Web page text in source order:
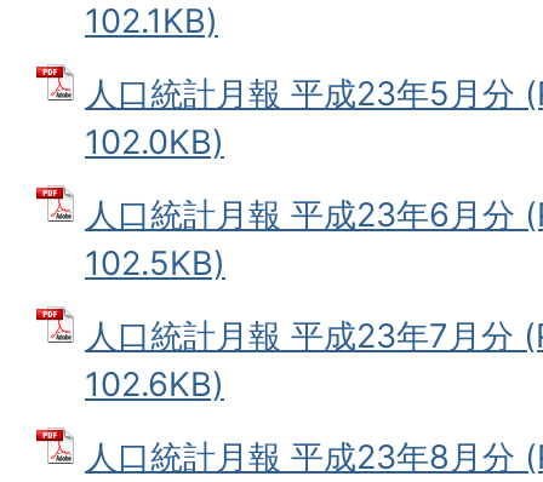
102.1KB)
人口統計月報 平成23年5月分
102.0KB)
人口統計月報 平成23年6月分
102.5KB)
人口統計月報 平成23年7月分
102.6KB)
人口統計月報 平成23年8月分